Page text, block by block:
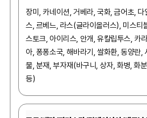
장미, 카네이션, 거베라, 국화, 금어초, 다
스, 르베느, 라스(글라이올러스), 미스티
스토크, 아이리스, 안개, 유칼립투스, 카
아, 퐁퐁소국, 해바라기, 쌀화환, 동양란,
물, 분재, 부자재(바구니, 상자, 화병, 화
등)